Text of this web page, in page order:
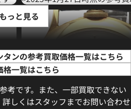
もっと見る
ンの参考買取価格一覧はこちら
一覧はこちら
考です。また、一部買取できない
しくはスタッフまでお問い合わせ